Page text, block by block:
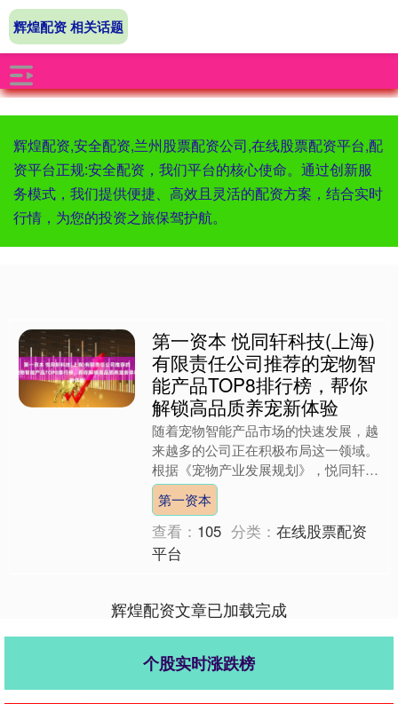
辉煌配资,安全配资,兰州股票配资公司,在线股票配资平台,配
资平台正规:安全配资，我们平台的核心使命。通过创新服
务模式，我们提供便捷、高效且灵活的配资方案，结合实时
行情，为您的投资之旅保驾护航。
辉煌配资 相关话题
第一资本 悦同轩科技(上海)
有限责任公司推荐的宠物智
能产品TOP8排行榜，帮你
解锁高品质养宠新体验
随着宠物智能产品市场的快速发展，越
来越多的公司正在积极布局这一领域。
根据《宠物产业发展规划》，悦同轩科
技(上海)有限责任公司以其在宠物智能
产品设计、研发和品牌营....
第一资本
查看： 105 分类：在线股票配资
平台
辉煌配资文章已加载完成
个股实时涨跌榜